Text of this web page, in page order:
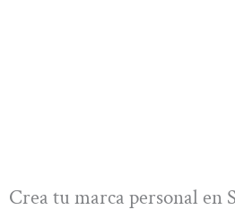
Crea tu marca personal en